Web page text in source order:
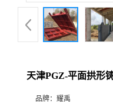
天津PGZ-平面拱形
品牌： 耀禹